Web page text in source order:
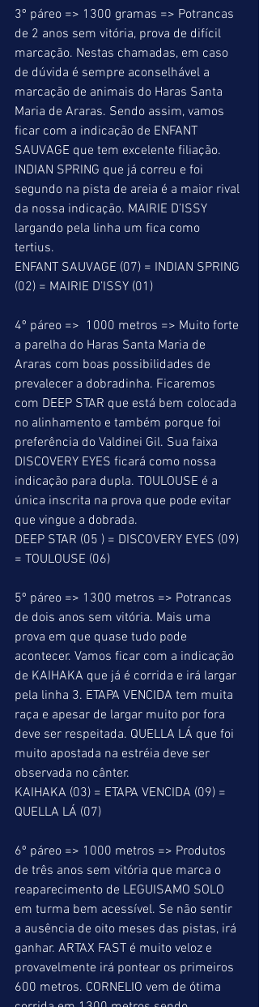
3º páreo => 1300 gramas => Potrancas
de 2 anos sem vitória, prova de difícil
marcação. Nestas chamadas, em caso
de dúvida é sempre aconselhável a
marcação de animais do Haras Santa
Maria de Araras. Sendo assim, vamos
ficar com a indicação de ENFANT
SAUVAGE que tem excelente filiação.
INDIAN SPRING que já correu e foi
segundo na pista de areia é a maior rival
da nossa indicação. MAIRIE D’ISSY
largando pela linha um fica como
tertius.
ENFANT SAUVAGE (07) = INDIAN SPRING
(02) = MAIRIE D’ISSY (01)
4º páreo =>  1000 metros => Muito forte
a parelha do Haras Santa Maria de
Araras com boas possibilidades de
prevalecer a dobradinha. Ficaremos
com DEEP STAR que está bem colocada
no alinhamento e também porque foi
preferência do Valdinei Gil. Sua faixa
DISCOVERY EYES ficará como nossa
indicação para dupla. TOULOUSE é a
única inscrita na prova que pode evitar
que vingue a dobrada.
DEEP STAR (05 ) = DISCOVERY EYES (09)
= TOULOUSE (06)
5º páreo => 1300 metros => Potrancas
de dois anos sem vitória. Mais uma
prova em que quase tudo pode
acontecer. Vamos ficar com a indicação
de KAIHAKA que já é corrida e irá largar
pela linha 3. ETAPA VENCIDA tem muita
raça e apesar de largar muito por fora
deve ser respeitada. QUELLA LÁ que foi
muito apostada na estréia deve ser
observada no cânter.
KAIHAKA (03) = ETAPA VENCIDA (09) =
QUELLA LÁ (07)
6º páreo => 1000 metros => Produtos
de três anos sem vitória que marca o
reaparecimento de LEGUISAMO SOLO
em turma bem acessível. Se não sentir
a ausência de oito meses das pistas, irá
ganhar. ARTAX FAST é muito veloz e
provavelmente irá pontear os primeiros
600 metros. CORNELIO vem de ótima